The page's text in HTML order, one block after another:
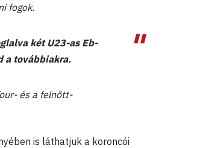
fogok.
két U23-as Eb-
a továbbiakra.
és a felnőtt-
is láthatjuk a koroncói